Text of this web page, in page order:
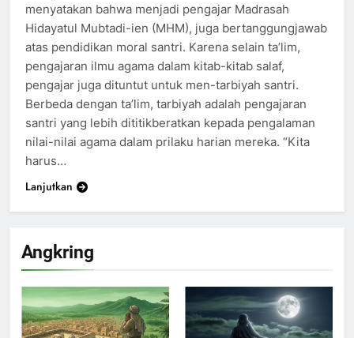
Angkring
200
menyatakan bahwa menjadi pengajar Madrasah
Hidayatul Mubtadi-ien (MHM), juga bertanggungjawab
atas pendidikan moral santri. Karena selain ta’lim,
pengajaran ilmu agama dalam kitab-kitab salaf,
pengajar juga dituntut untuk men-tarbiyah santri.
Berbeda dengan ta’lim, tarbiyah adalah pengajaran
santri yang lebih dititikberatkan kepada pengalaman
nilai-nilai agama dalam prilaku harian mereka. “Kita
harus…
Lanjutkan